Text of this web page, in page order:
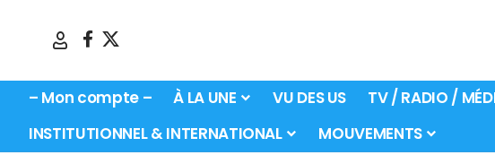
– Mon compte – À LA UNE VU DES US TV / RADIO /
INSTITUTIONNEL & INTERNATIONAL
MOUVEMENTS